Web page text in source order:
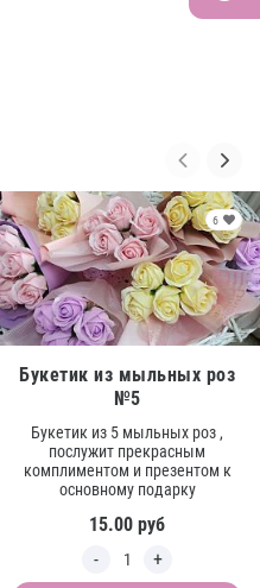
6
Букетик из мыльных роз
№5
Букетик из 5 мыльных роз ,
послужит прекрасным
комплиментом и презентом к
основному подарку
15.00 руб